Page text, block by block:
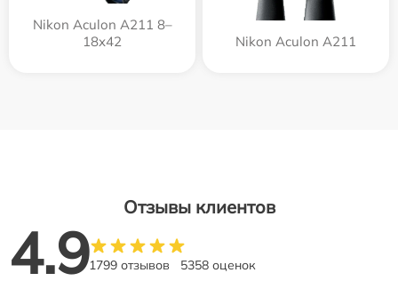
Nikon Aculon A211 8–
18x42
Nikon Aculon A211
Отзывы клиентов
4.91799 отзывов 5358 оценок